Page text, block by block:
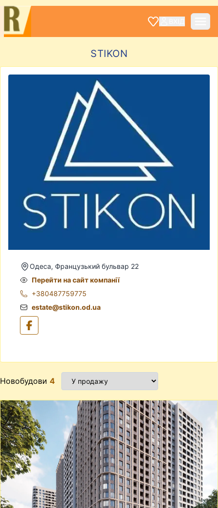
STIKON
Одеса, Французький бульвар 22
Перейти на сайт компанії
+380487759775
estate@stikon.od.ua
Новобудови 4